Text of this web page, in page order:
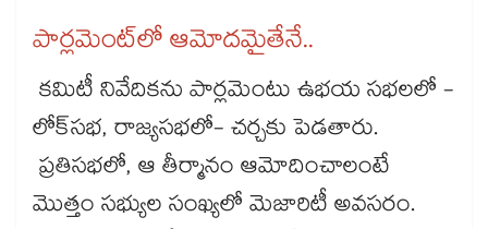
పార్లమెంట్​లో ఆమోదమైతేనే..
కమిటీ నివేదికను పార్లమెంటు ఉభయ సభలలో -
లోక్‌‌‌‌‌‌‌‌‌‌‌‌‌‌‌‌సభ, రాజ్యసభలో- చర్చకు పెడతారు.
ప్రతిసభలో, ఆ తీర్మానం ఆమోదించాలంటే
మొత్తం సభ్యుల సంఖ్యలో మెజారిటీ అవసరం.